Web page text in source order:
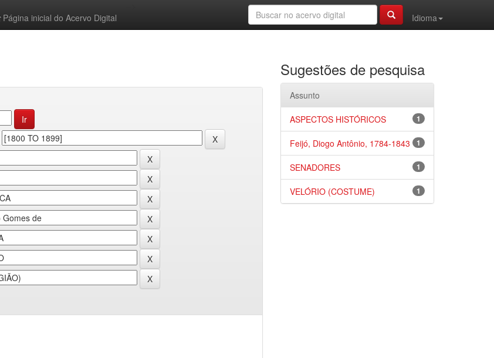
Página inicial do Acervo Digital
Idioma
Sugestões de pesquisa
Assunto
1
ASPECTOS HISTÓRICOS
1
Feijó, Diogo Antônio, 1784-1843
1
SENADORES
1
VELÓRIO (COSTUME)